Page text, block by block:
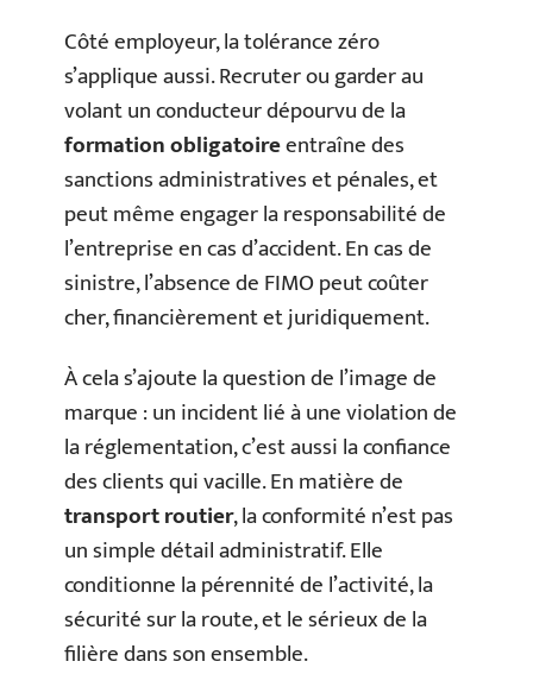
Côté employeur, la tolérance zéro
s’applique aussi. Recruter ou garder au
volant un conducteur dépourvu de la
formation obligatoireentraîne des
sanctions administratives et pénales, et
peut même engager la responsabilité de
l’entreprise en cas d’accident. En cas de
sinistre, l’absence de FIMO peut coûter
cher, financièrement et juridiquement.
À cela s’ajoute la question de l’image de
marque : un incident lié à une violation de
la réglementation, c’est aussi la confiance
des clients qui vacille. En matière de
transport routier, la conformité n’est pas
un simple détail administratif. Elle
conditionne la pérennité de l’activité, la
sécurité sur la route, et le sérieux de la
filière dans son ensemble.